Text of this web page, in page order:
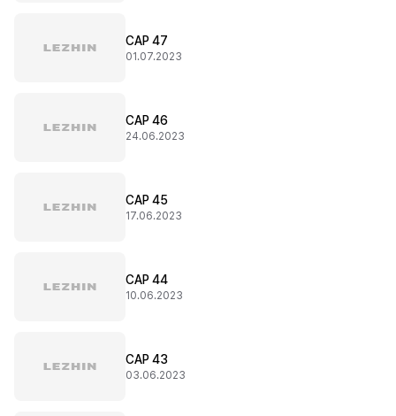
CAP 47
01.07.2023
CAP 46
24.06.2023
CAP 45
17.06.2023
CAP 44
10.06.2023
CAP 43
03.06.2023